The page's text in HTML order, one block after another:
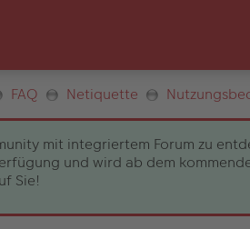
FAQ Netiquette
mit integriertem Forum zu
und wird ab dem
Sie!